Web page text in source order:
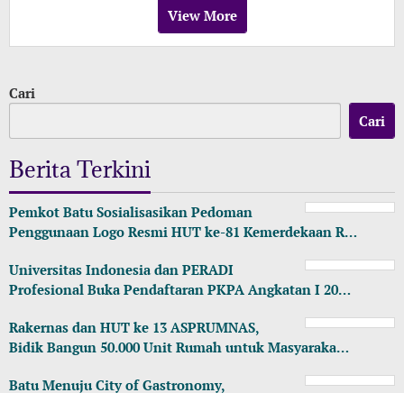
View More
Cari
Cari
Berita Terkini
Pemkot Batu Sosialisasikan Pedoman
Penggunaan Logo Resmi HUT ke-81 Kemerdekaan R…
Universitas Indonesia dan PERADI
Profesional Buka Pendaftaran PKPA Angkatan I 20…
Rakernas dan HUT ke 13 ASPRUMNAS,
Bidik Bangun 50.000 Unit Rumah untuk Masyaraka…
Batu Menuju City of Gastronomy,